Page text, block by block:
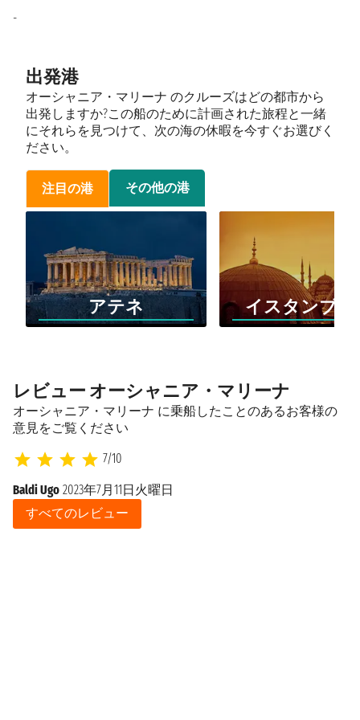
出発港
オーシャニア・マリーナ のクルーズはどの都市から
出発しますか?この船のために計画された旅程と一緒
にそれらを見つけて、次の海の休暇を今すぐお選びく
ださい。
注目の港 その他の港
アテネ イスタンブー
-
レビュー オーシャニア・マリーナ
オーシャニア・マリーナ に乗船したことのあるお客様の
意見をご覧ください
7/10
Baldi Ugo 2023年7月11日火曜日
すべてのレビュー